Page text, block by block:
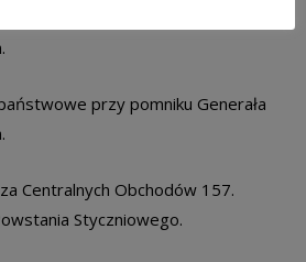
przy pomniku Generała
Centralnych Obchodów 157.
Styczniowego.